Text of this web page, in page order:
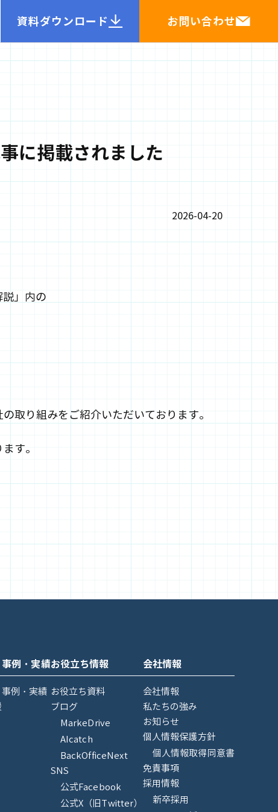
資料ダウンロード お問い合わせ
に掲載されました
2026-04-20
」内の
取り組みをご紹介いただいております。
す。
事例・実績
事例・実績
お役立ち情報
お役立ち資料
ブログ
MarkeDrive
AIcatch
BackOfficeNext
SNS
公式Facebook
公式X（旧Twitter）
会社情報
会社情報
私たちの強み
お知らせ
個人情報保護方針
個人情報取得同意書
免責事項
採用情報
新卒採用